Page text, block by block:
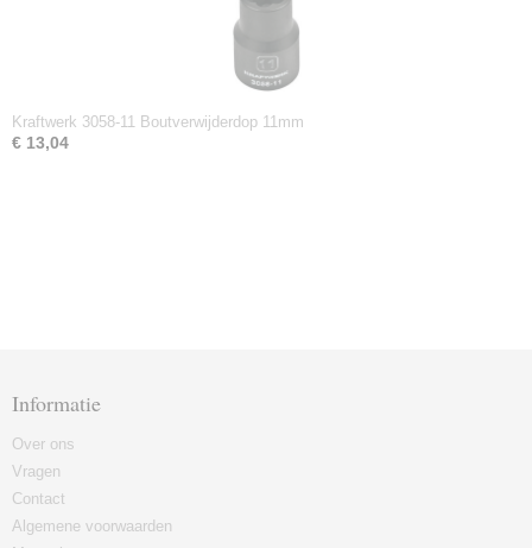
Kraftwerk 3058-11 Boutverwijderdop 11mm
€ 13,04
Informatie
Over ons
Vragen
Contact
Algemene voorwaarden